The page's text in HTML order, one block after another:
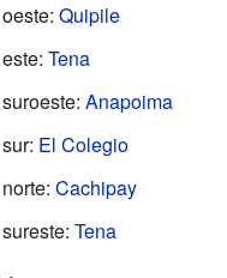
Quipile
Tena
Anapoima
El Colegio
Cachipay
Tena